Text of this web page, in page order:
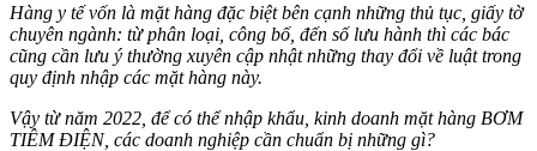
Hàng y tế vốn là mặt hàng đặc biệt bên cạnh những thủ tục, giấy tờ
chuyên ngành: từ phân loại, công bố, đến số lưu hành thì các bác
cũng cần lưu ý thường xuyên cập nhật những thay đổi về luật trong
quy định nhập các mặt hàng này.
Vậy từ năm 2022, để có thể nhập khẩu, kinh doanh mặt hàng BƠM
TIÊM ĐIỆN, các doanh nghiệp cần chuẩn bị những gì?